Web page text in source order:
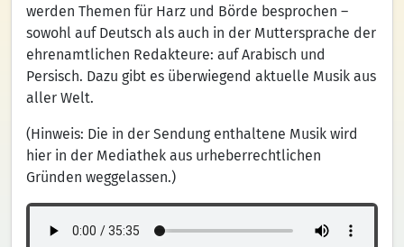
werden Themen für Harz und Börde besprochen –
sowohl auf Deutsch als auch in der Muttersprache der
ehrenamtlichen Redakteure: auf Arabisch und
Persisch. Dazu gibt es überwiegend aktuelle Musik aus
aller Welt.
(Hinweis: Die in der Sendung enthaltene Musik wird
hier in der Mediathek aus urheberrechtlichen
Gründen weggelassen.)